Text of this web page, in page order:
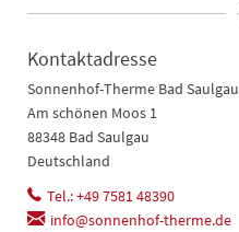
Kontaktadresse
Sonnenhof-Therme Bad Saulgau
Am schönen Moos 1
88348 Bad Saulgau
Deutschland
Tel.: +49 7581 48390
info@sonnenhof-therme.de